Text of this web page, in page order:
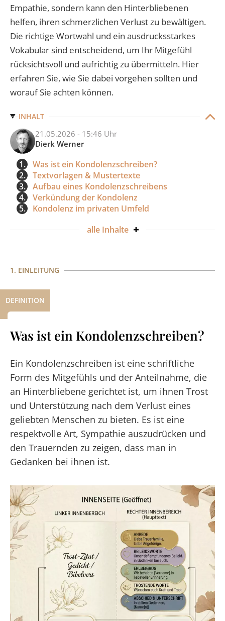
INHALT
21.05.2026 - 15:46 Uhr
Dierk Werner
1.
Was ist ein Kondolenzschreiben?
2.
Textvorlagen & Mustertexte
3.
Aufbau eines Kondolenzschreibens
4.
Verkündung der Kondolenz
5.
Kondolenz im privaten Umfeld
alle Inhalte
Empathie, sondern kann den Hinterbliebenen
helfen, ihren schmerzlichen Verlust zu bewältigen.
Die richtige Wortwahl und ein ausdrucksstarkes
Vokabular sind entscheidend, um Ihr Mitgefühl
rücksichtsvoll und aufrichtig zu übermitteln. Hier
erfahren Sie, wie Sie dabei vorgehen sollten und
worauf Sie achten können.
1. EINLEITUNG
DEFINITION
Was ist ein Kondolenzschreiben?
Ein Kondolenzschreiben ist eine schriftliche
Form des Mitgefühls und der Anteilnahme, die
an Hinterbliebene gerichtet ist, um ihnen Trost
und Unterstützung nach dem Verlust eines
geliebten Menschen zu bieten. Es ist eine
respektvolle Art, Sympathie auszudrücken und
den Trauernden zu zeigen, dass man in
Gedanken bei ihnen ist.